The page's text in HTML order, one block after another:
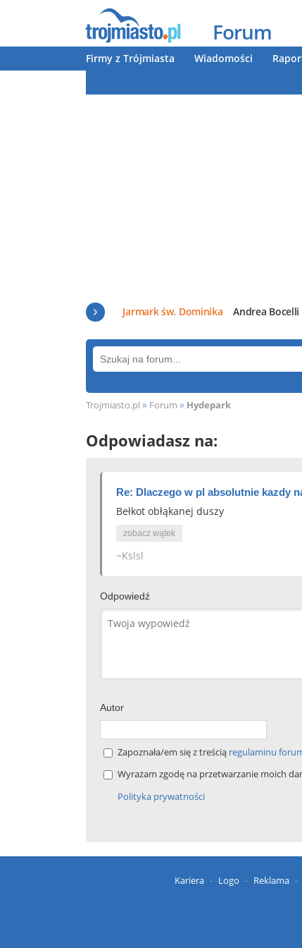
Forum
Firmy z Trójmiasta Wiadomości
Jarmark św. Dominika Andrea Bocelli
Trojmiasto.pl » Forum » Hydepark
Odpowiadasz na:
Re: Dlaczego w pl absolutnie kazdy
Bełkot obłąkanej duszy
zobacz wątek
~Kslsl
Odpowiedź
Autor
Zapoznała/em się z treścią regulaminu
Wyrażam zgodę na przetwarzanie moich
Polityka prywatności
Kariera Logo Reklama